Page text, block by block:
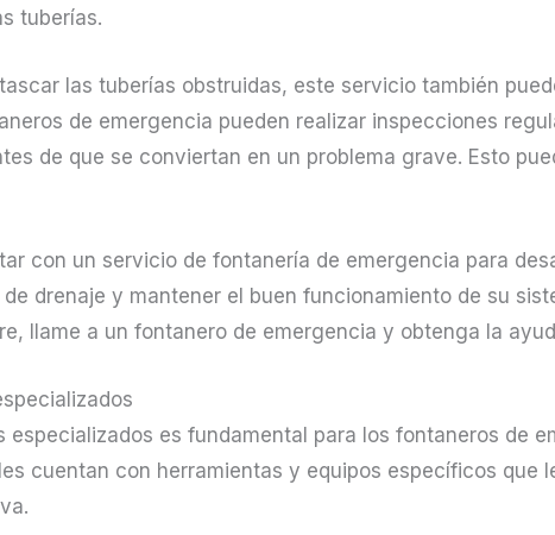
tuberías.
las tuberías obstruidas, este servicio también
de emergencia pueden realizar inspecciones
de que se conviertan en un problema grave. Esto
con un servicio de fontanería de emergencia para
drenaje y mantener el buen funcionamiento de su
llame a un fontanero de emergencia y obtenga la
especializados es fundamental para los fontaneros de
cuentan con herramientas y equipos específicos que